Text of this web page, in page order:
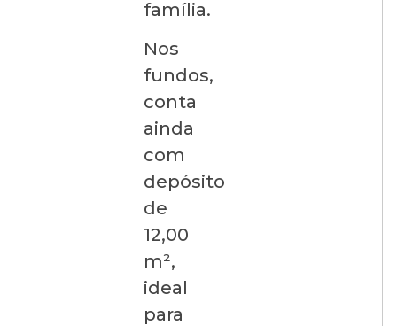
família.
Nos
fundos,
conta
ainda
com
depósito
de
12,00
m²,
ideal
para